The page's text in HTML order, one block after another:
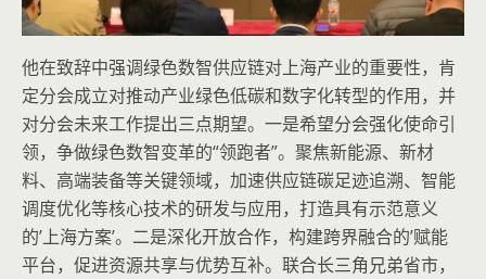
他在致辞中强调绿色数智供应链对上海产业的重要性，肯
定分会成立对推动产业绿色低碳和数字化转型的作用，并
对分会未来工作提出三点期望。一是希望分会强化使命引
领，争做绿色数智变革的“领跑者”。聚焦新能源、新材
料、高端装备等关键领域，加速供应链碳足迹追溯、智能
调度优化等核心技术的研发与应用，打造具有示范意义
的’上海方案’。二是深化开放合作，构建跨界融合的’赋能
平台，促进资源共享与优势互补。联合长三角兄弟省市，